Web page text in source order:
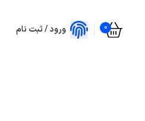
0 ورود / ثبت نام